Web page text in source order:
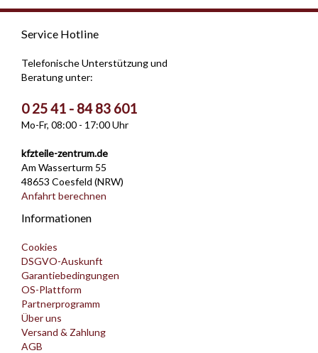
Service Hotline
Telefonische Unterstützung und
Beratung unter:
0 25 41 - 84 83 601
Mo-Fr, 08:00 - 17:00 Uhr
kfzteile-zentrum.de
Am Wasserturm 55
48653 Coesfeld (NRW)
Anfahrt berechnen
Informationen
Cookies
DSGVO-Auskunft
Garantiebedingungen
OS-Plattform
Partnerprogramm
Über uns
Versand & Zahlung
AGB